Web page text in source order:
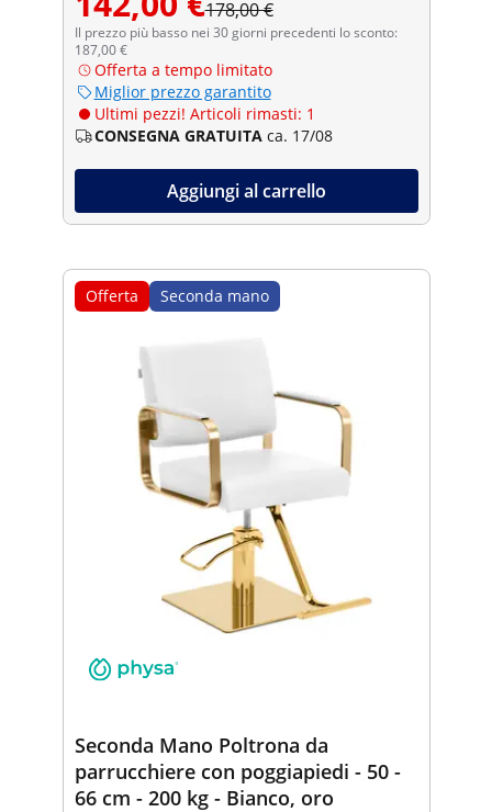
178,00 €
Il prezzo più basso nei 30 giorni precedenti lo sconto:
187,00 €
Offerta a tempo limitato
Miglior prezzo garantito
Ultimi pezzi! Articoli rimasti: 1
CONSEGNA GRATUITA ca. 17/08
Aggiungi al carrello
Offerta Seconda mano
Seconda Mano Poltrona da
parrucchiere con poggiapiedi - 50 -
66 cm - 200 kg - Bianco, oro